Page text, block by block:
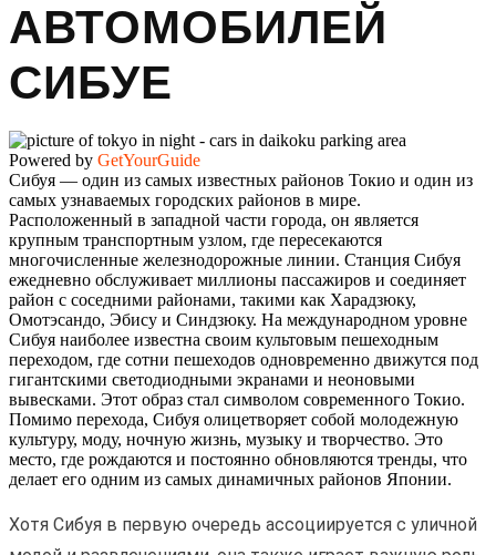
АВТОМОБИЛЕЙ
СИБУЕ
Powered by GetYourGuide
Сибуя — один из самых известных районов Токио и один из
самых узнаваемых городских районов в мире.
Расположенный в западной части города, он является
крупным транспортным узлом, где пересекаются
многочисленные железнодорожные линии. Станция Сибуя
ежедневно обслуживает миллионы пассажиров и соединяет
район с соседними районами, такими как Харадзюку,
Омотэсандо, Эбису и Синдзюку. На международном уровне
Сибуя наиболее известна своим культовым пешеходным
переходом, где сотни пешеходов одновременно движутся под
гигантскими светодиодными экранами и неоновыми
вывесками. Этот образ стал символом современного Токио.
Помимо перехода, Сибуя олицетворяет собой молодежную
культуру, моду, ночную жизнь, музыку и творчество. Это
место, где рождаются и постоянно обновляются тренды, что
делает его одним из самых динамичных районов Японии.
Хотя Сибуя в первую очередь ассоциируется с уличной